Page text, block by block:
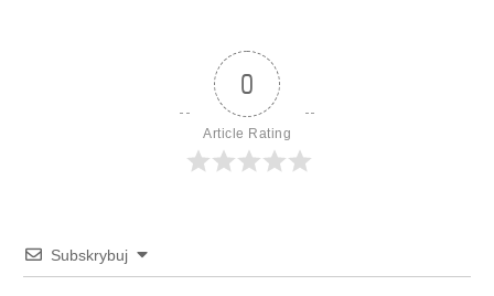
0
Article Rating
Subskrybuj